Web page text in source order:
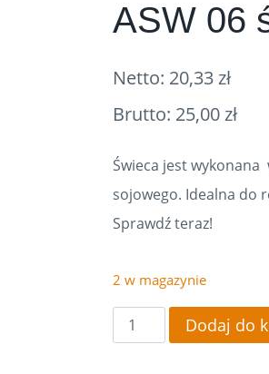
ASW 06
Netto: 20,33zł
Brutto: 25,00zł
Świeca jest wykonana
sojowego. Idealna do
Sprawdź teraz!
2 w magazynie
ilość
ASW
Dodaj do